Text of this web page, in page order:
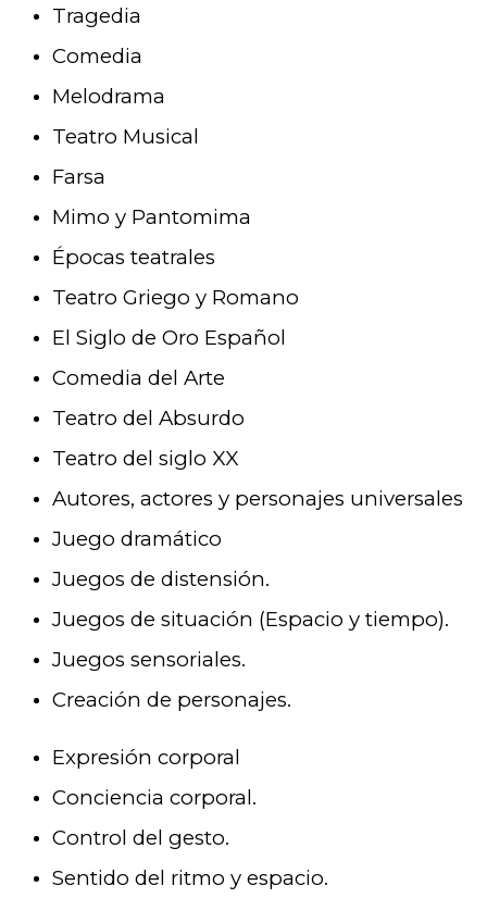
Tragedia
Comedia
Melodrama
Teatro Musical
Farsa
Mimo y Pantomima
Épocas teatrales
Teatro Griego y Romano
El Siglo de Oro Español
Comedia del Arte
Teatro del Absurdo
Teatro del siglo XX
Autores, actores y personajes universales
Juego dramático
Juegos de distensión.
Juegos de situación (Espacio y tiempo).
Juegos sensoriales.
Creación de personajes.
Expresión corporal
Conciencia corporal.
Control del gesto.
Sentido del ritmo y espacio.